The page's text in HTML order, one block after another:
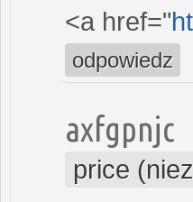
<a href="
odpowiedz
axfgpnjc
price